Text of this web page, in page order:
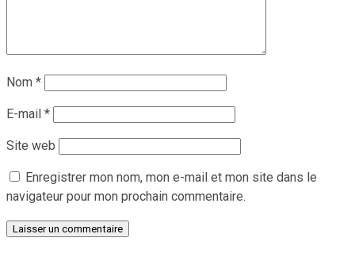
Nom *
E-mail *
Site web
Enregistrer mon nom, mon e-mail et mon site dans le
navigateur pour mon prochain commentaire.